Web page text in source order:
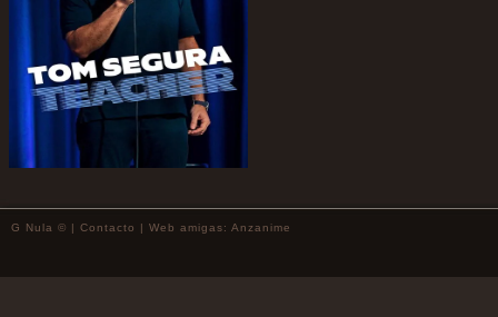
G Nula © | Contacto | Web amigas: Anzanime